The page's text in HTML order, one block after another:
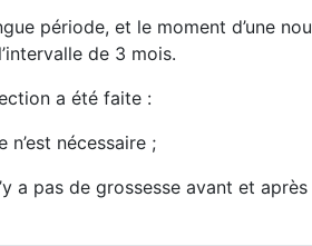
période, et le moment d’une
de 3 mois.
a été faite :
nécessaire ;
a pas de grossesse avant et après